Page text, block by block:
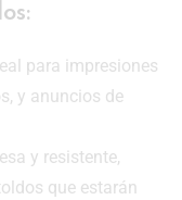
para impresiones
y anuncios de
y resistente,
que estarán